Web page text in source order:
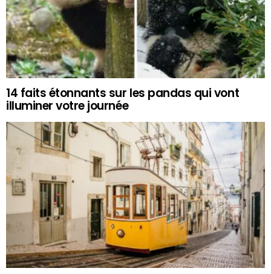
14 faits étonnants sur les pandas qui vont
illuminer votre journée